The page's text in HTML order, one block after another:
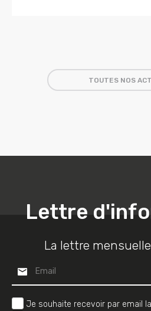
TOUTES NOS
Lettre
La lettre
Je souhaite recevoir par email